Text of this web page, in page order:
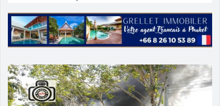
Phuket Peranakan Festival
‘Phuket Eye’ assurera la sécurité pendant Songkran
Campagne de sécurité routière ‘Seven Days of Danger’ de